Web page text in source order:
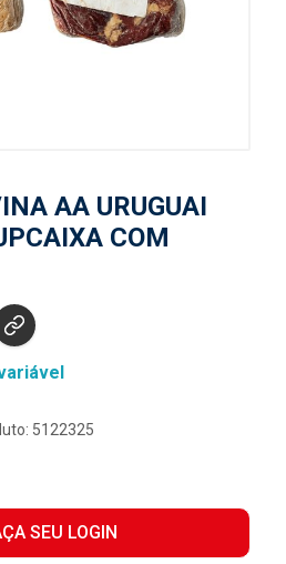
AA URUGUAI
COM
5122325
SEU LOGIN